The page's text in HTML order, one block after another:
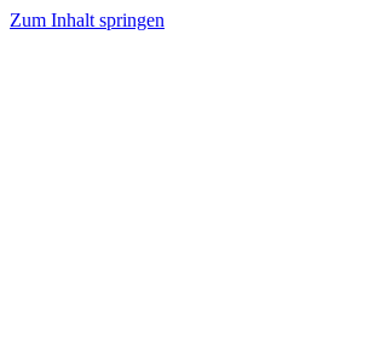
Zum Inhalt springen